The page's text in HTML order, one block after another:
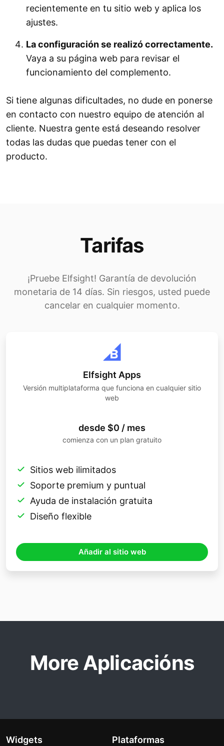
recientemente en tu sitio web y aplica los
ajustes.
La configuración se realizó correctamente.
Vaya a su página web para revisar el
funcionamiento del complemento.
Si tiene algunas dificultades, no dude en ponerse
en contacto con nuestro equipo de atención al
cliente. Nuestra gente está deseando resolver
todas las dudas que puedas tener con el
producto.
Tarifas
¡Pruebe Elfsight! Garantía de devolución
monetaria de 14 días. Sin riesgos, usted puede
cancelar en cualquier momento.
Elfsight Apps
Versión multiplataforma que funciona en cualquier sitio
web
desde $0 / mes
comienza con un plan gratuito
Sitios web ilimitados
Soporte premium y puntual
Ayuda de instalación gratuita
Diseño flexible
Añadir al sitio web
More Aplicacións
Widgets Plataformas